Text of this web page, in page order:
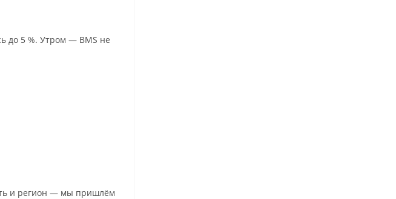
до 5 %. Утром — BMS не
и регион — мы пришлём